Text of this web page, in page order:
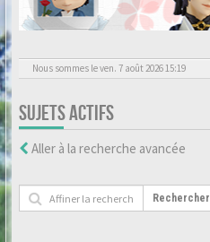
Nous sommes le ven. 7 août 2026 15:19
SUJETS ACTIFS
Aller à la recherche avancée
Rechercher